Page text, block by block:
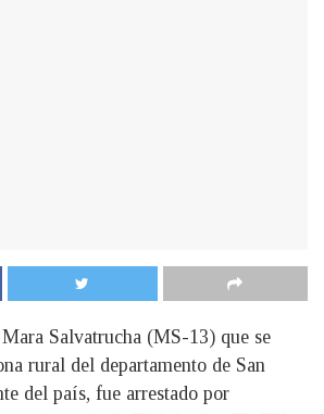
Salvatrucha (MS-13) que se
rural del departamento de San
del país, fue arrestado por